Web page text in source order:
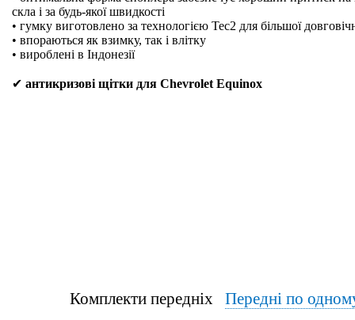
скла і за будь-якої швидкості
• гумку виготовлено за технологією Tec2 для більшої
• впораються як взимку, так і влітку
• вироблені в Індонезії
✔ антикризові щітки для Chevrolet Equinox
Комплекти передніх Передні по